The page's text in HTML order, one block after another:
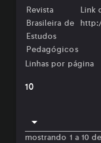
Revista
Brasileira de
Estudos
Pedagógicos
Link
Linhas por página
10
mostrando 1 a 10